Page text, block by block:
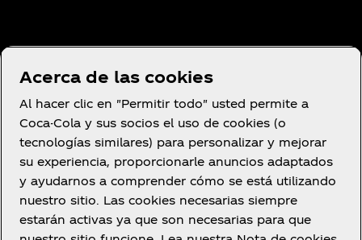
Configuración de cookies
Aviso de cookies
Declaración de Accesibilidad
Acerca de las cookies
Al hacer clic en "Permitir todo" usted permite a
Coca-Cola y sus socios el uso de cookies (o
tecnologías similares) para personalizar y mejorar
su experiencia, proporcionarle anuncios adaptados
y ayudarnos a comprender cómo se está utilizando
nuestro sitio. Las cookies necesarias siempre
estarán activas ya que son necesarias para que